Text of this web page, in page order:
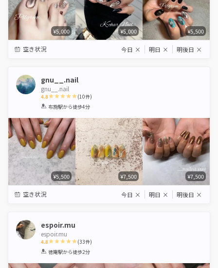
¥5,000 ¥5,000 ¥5,500
空き状況 今日 × 明日 × 明後日 ×
gnu__.nail
gnu__.nail
4.8
1 2 3 4 5
(10件)
布施駅から徒歩4分
¥5,500 ¥7,500 ¥7,500
空き状況 今日 × 明日 × 明後日 ×
espoir.mu
espoir.mu
4.8
1 2 3 4 5
(33件)
徳庵駅から徒歩2分